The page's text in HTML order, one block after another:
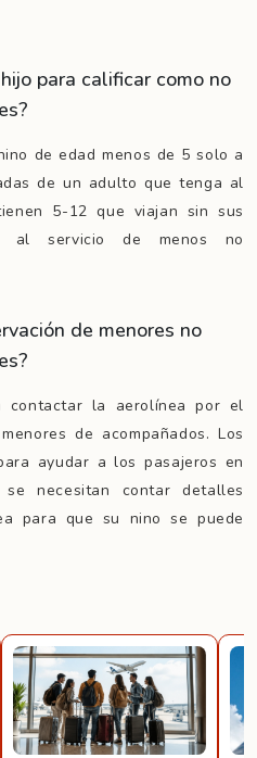
para calificar como no
de edad menos de 5 solo a
de un adulto que tenga al
5-12 que viajan sin sus
al servicio de menos no
de menores no
contactar la aerolínea por el
de acompañados. Los
ayudar a los pasajeros en
necesitan contar detalles
para que su nino se puede